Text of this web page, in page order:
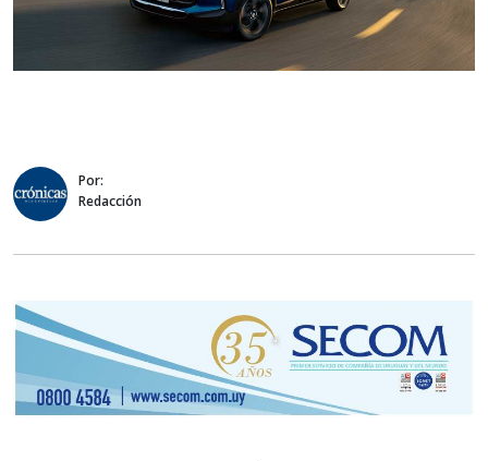
Por:
Redacción